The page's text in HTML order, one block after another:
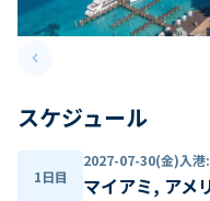
keyboard_arrow_leftPrevious slide
スケジュール
1日目
2027-07-30(金)入港:
マイアミ, アメ